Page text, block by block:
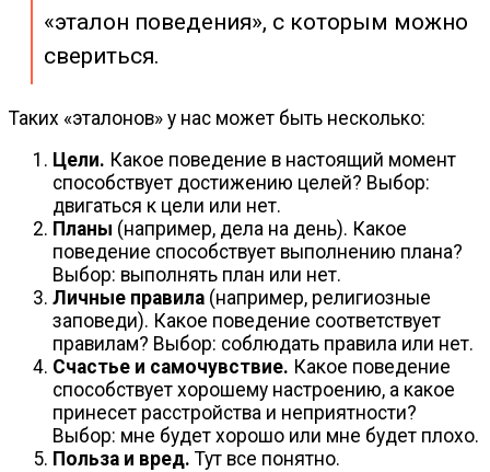
«эталон поведения», с которым можно
свериться.
Таких «эталонов» у нас может быть несколько:
Цели. Какое поведение в настоящий момент
способствует достижению целей? Выбор:
двигаться к цели или нет.
Планы (например, дела на день). Какое
поведение способствует выполнению плана?
Выбор: выполнять план или нет.
Личные правила (например, религиозные
заповеди). Какое поведение соответствует
правилам? Выбор: соблюдать правила или нет.
Счастье и самочувствие. Какое поведение
способствует хорошему настроению, а какое
принесет расстройства и неприятности?
Выбор: мне будет хорошо или мне будет плохо.
Польза и вред. Тут все понятно.